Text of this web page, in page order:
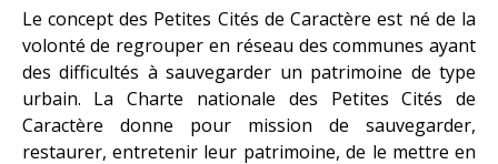
Le concept des Petites Cités de Caractère est né de la
volonté de regrouper en réseau des communes ayant
des difficultés à sauvegarder un patrimoine de type
urbain. La Charte nationale des Petites Cités de
Caractère donne pour mission de sauvegarder,
restaurer, entretenir leur patrimoine, de le mettre en